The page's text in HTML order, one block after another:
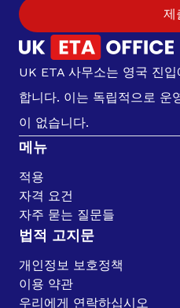
제
UK ETA 사무소는 영국 진
합니다. 이는 독립적으로 운
이 없습니다.
메뉴
적용
자격 요건
자주 묻는 질문들
법적 고지문
개인정보 보호정책
이용 약관
우리에게 연락하십시오